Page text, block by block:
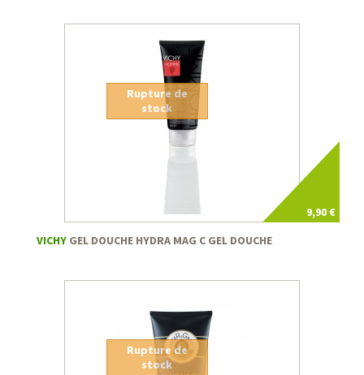
9,90 €
Rupture de
stock
VICHY GEL DOUCHE HYDRA MAG C GEL DOUCHE
Rupture de
stock